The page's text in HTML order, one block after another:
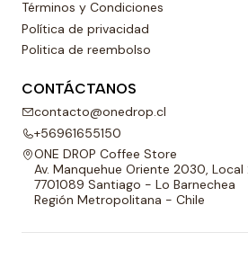
Términos y Condiciones
Política de privacidad
Politica de reembolso
CONTÁCTANOS
contacto@onedrop.cl
+56961655150
ONE DROP Coffee Store
Av. Manquehue Oriente 2030, Local
7701089 Santiago - Lo Barnechea
Región Metropolitana - Chile